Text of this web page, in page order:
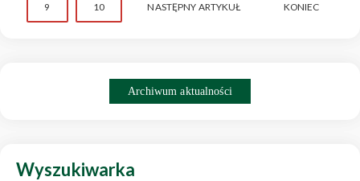
9 10 NASTĘPNY ARTYKUŁ KONIEC
Archiwum aktualności
Wyszukiwarka